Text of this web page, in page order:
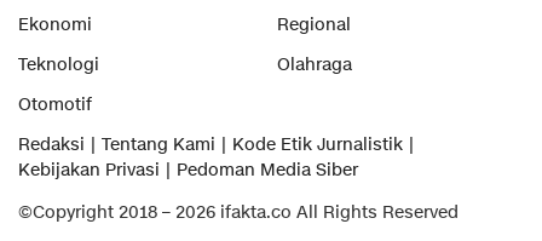
Ekonomi
Regional
Teknologi
Olahraga
Otomotif
Redaksi
Tentang Kami
Kode Etik Jurnalistik
Kebijakan Privasi
Pedoman Media Siber
©Copyright 2018 – 2026 ifakta.co All Rights Reserved